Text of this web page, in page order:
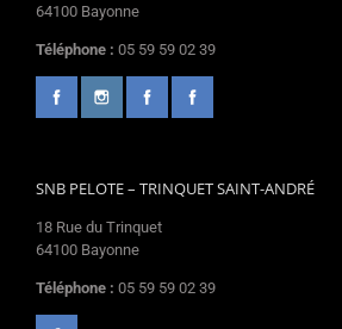
64100 Bayonne
Téléphone : 05 59 59 02 39
SNB PELOTE – TRINQUET SAINT-ANDRÉ
18 Rue du Trinquet
64100 Bayonne
Téléphone : 05 59 59 02 39